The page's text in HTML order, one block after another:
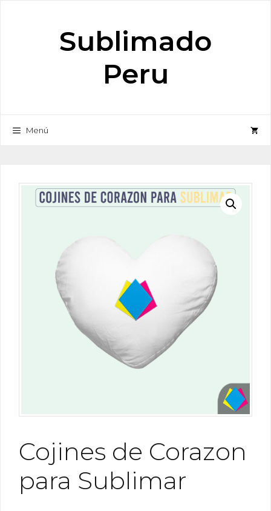
Sublimado
Peru
Menú
Cojines de Corazon
para Sublimar